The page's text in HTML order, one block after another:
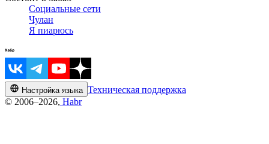
Социальные сети
Чулан
Я пиарюсь
Настройка языка Техническая поддержка
© 2006–2026, Habr